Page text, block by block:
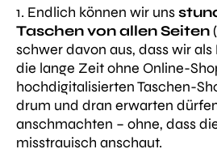
1. Endlich können wir uns
Taschen von allen Seiten
schwer davon aus, dass wir
die lange Zeit ohne Online-
hochdigitalisierten Taschen-
drum und dran erwarten
anschmachten – ohne, dass
misstrauisch anschaut.